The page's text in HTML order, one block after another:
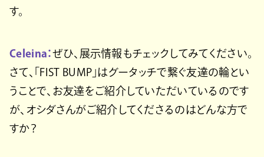
す。
Celeina：ぜひ、展示情報もチェックしてみてください。
さて、「FIST BUMP」はグータッチで繋ぐ友達の輪とい
うことで、お友達をご紹介していただいているのです
が、オシダさんがご紹介してくださるのはどんな方で
すか？